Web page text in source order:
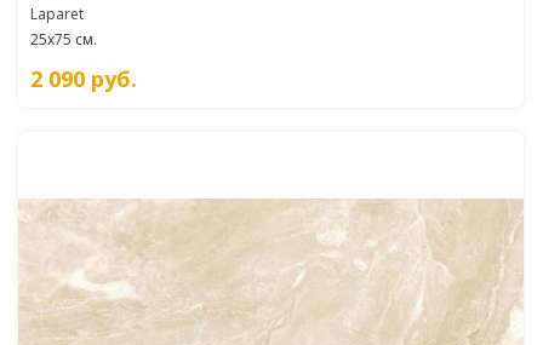
Laparet
25x75 см.
2 090 руб.